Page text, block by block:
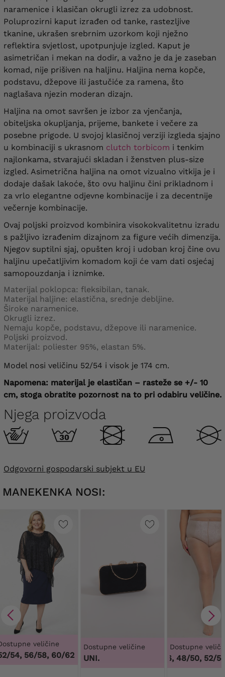
naramenice i klasičan okrugli izrez za udobnost.
Poluprozirni kaput izrađen od tanke, rastezljive
tkanine, ukrašen srebrnim uzorkom koji nježno
reflektira svjetlost, upotpunjuje izgled. Kaput je
asimetričan i mekan na dodir, a važno je da je zaseban
komad, nije prišiven na haljinu. Haljina nema kopče,
podstavu, džepove ili jastučiće za ramena, što
naglašava njezin moderan dizajn.
Haljina na omot savršen je izbor za vjenčanja,
obiteljska okupljanja, prijeme, bankete i večere za
posebne prigode. U svojoj klasičnoj verziji izgleda sjajno
u kombinaciji s ukrasnom clutch torbicom i tenkim
najlonkama, stvarajući skladan i ženstven plus-size
izgled. Asimetrična haljina na omot vizualno vitkija je i
dodaje dašak lakoće, što ovu haljinu čini prikladnom i
za vrlo elegantne odjevne kombinacije i za decentnije
večernje kombinacije.
Ovaj poljski proizvod kombinira visokokvalitetnu izradu
s pažljivo izrađenim dizajnom za figure većih dimenzija.
Njegov suptilni sjaj, opušten kroj i udoban kroj čine ovu
haljinu upečatljivim komadom koji će vam dati osjećaj
samopouzdanja i iznimke.
Materijal poklopca: fleksibilan, tanak.
Materijal haljine: elastična, srednje debljine.
Široke naramenice.
Okrugli izrez.
Nemaju kopče, podstavu, džepove ili naramenice.
Poljski proizvod.
Materijal: poliester 95%, elastan 5%.
Model nosi veličinu 52/54 i visok je 174 cm.
Napomena: materijal je elastičan – rasteže se +/- 10
cm, stoga obratite pozornost na to pri odabiru veličine.
Njega proizvoda
Odgovorni gospodarski subjekt u EU
MANEKENKA NOSI:
veličine
54, 56/58, 60/62
Dostupne veličine
UNI.
Dostupne
44/46, 48/50, 52/